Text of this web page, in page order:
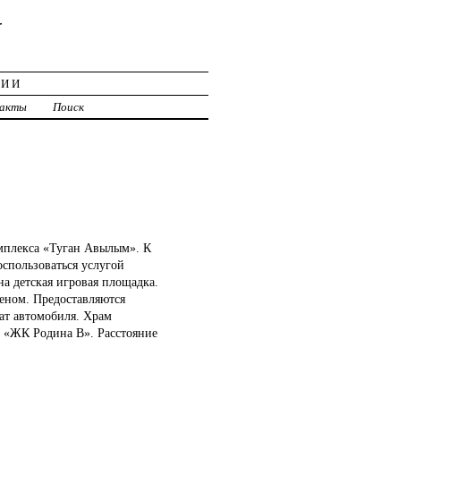
Поиск
«Туган Авылым». К
услугой
детская игровая площадка.
Предоставляются
автомобиля. Храм
«ЖК Родина В». Расстояние